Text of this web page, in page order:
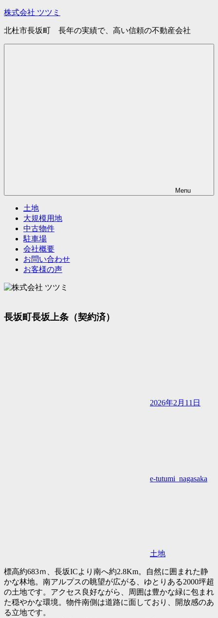
コ
テ
ン
株式会社 ツツミ
北杜市長坂町 長年の実績で、高い信頼の不動産会社
Menu
土地
大規模用地
中古物件
駐車場
会社概要
お問い合わせ
お客様の声
長坂町長坂上条（契約済）
2026年2月11日
e-tutumi_nagasaka
土地
標高約683ｍ、長坂ICより南へ約2.8Km。自然に囲まれた静
かな林地。南アルプスの眺望が広がる、ゆとりある2000坪超
の土地です。アクセス良好ながら、周囲は豊かな緑に包まれ
た穏やかな環境。物件南側は道路に面しており、開放感のあ
る立地です。